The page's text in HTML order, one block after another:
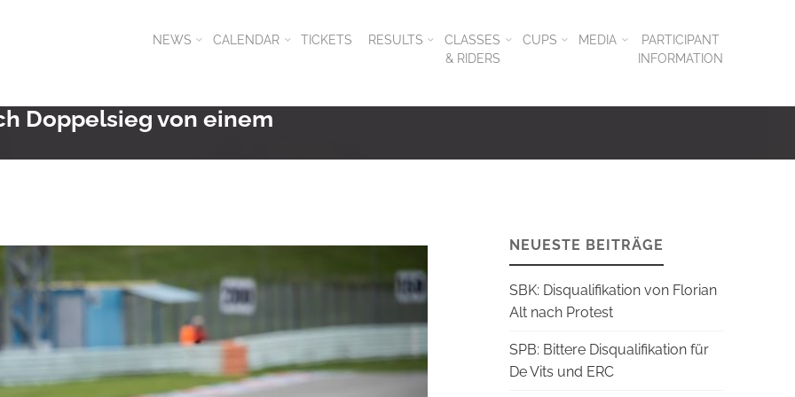
NEWS CALENDAR TICKETS RESULTS
CLASSES
& RIDERS
CUPS MEDIA
PARTICIPANT
INFORMATION
Doppelsieg von einem
NEUESTE BEITRÄGE
SBK: Disqualifikation von Florian
Alt nach Protest
SPB: Bittere Disqualifikation für
De Vits und ERC